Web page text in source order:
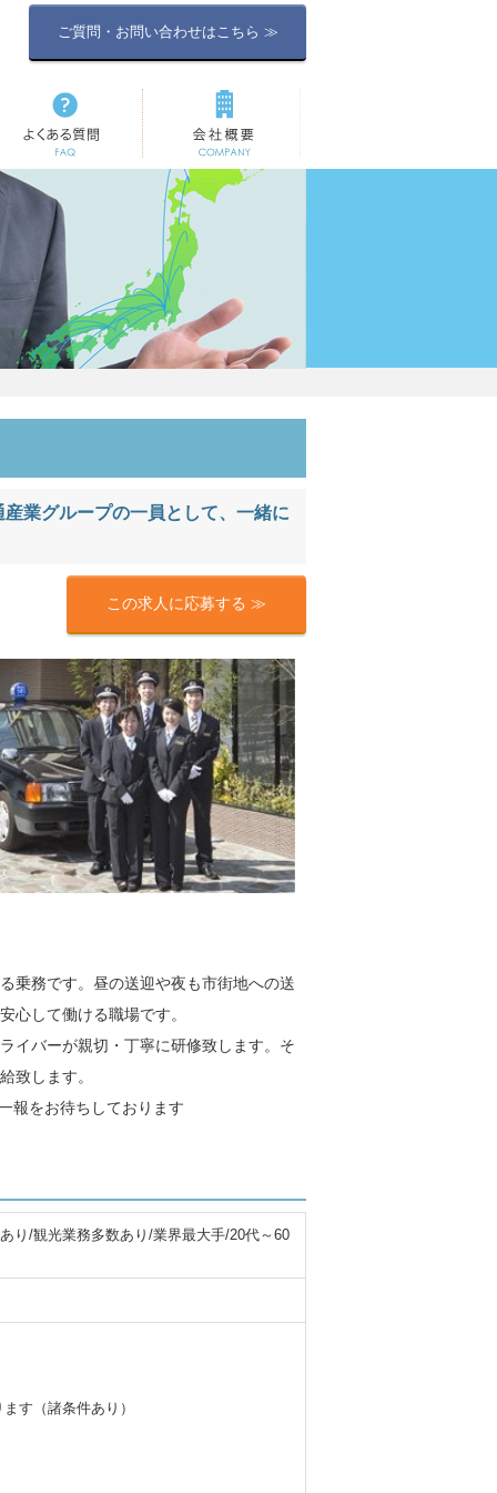
ご質問・お問い合わせはこちら ≫
よくある質問 会社概要
業グループの一員として、一緒に
この求人に応募する ≫
乗務です。昼の送迎や夜も市街地への送
心して働ける職場です。
イバーが親切・丁寧に研修致します。そ
致します。
報をお待ちしております
り/観光業務多数あり/業界最大手/20代～60
す（諸条件あり）